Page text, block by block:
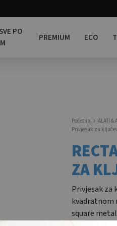
PO
PREMIUM ECO
Početna ALATI &
Privjesak za
ZA
Privjesak za
kvadratnom
square